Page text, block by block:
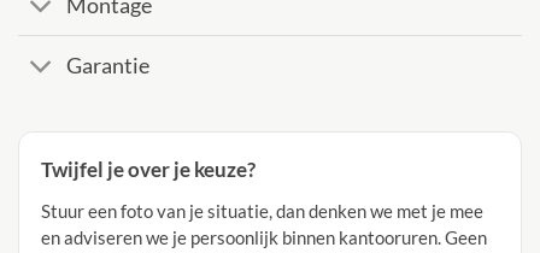
Garantie
Twijfel je over je keuze?
Stuur een foto van je situatie, dan denken we met je mee
en adviseren we je persoonlijk binnen kantooruren. Geen